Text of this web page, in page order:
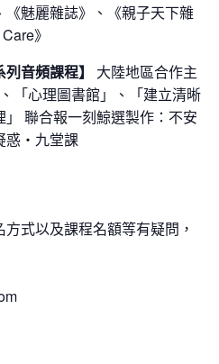
魅麗雜誌》、《親子天下雜
》
音頻課程】
大陸地區合作主
「心理圖書館」、「建立清晰
聯合報一刻鯨選製作：不安
惑・九堂課
式以及課程名額等有疑問，